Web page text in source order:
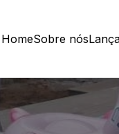
HomeSobre nós